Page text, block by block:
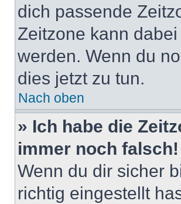
dich passende
Zeitzone kann
werden. Wenn du
dies jetzt zu tun.
Nach oben
» Ich habe die
immer noch falsch!
Wenn du dir sicher
richtig eingestellt